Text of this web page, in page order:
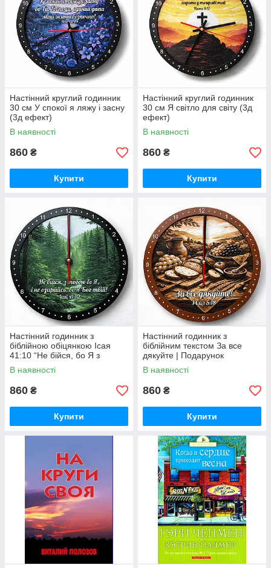
Настінний круглий годинник
30 см У спокої я ляжу і засну
(3д ефект)
В наявності
860 ₴
Купити
Настінний круглий годинник
30 см Я світло для світу (3д
ефект)
В наявності
860 ₴
Купити
Настінний годинник з
біблійною обіцянкою Ісая
41:10 “Не бійся, бо Я з
тобою”
В наявності
860 ₴
Купити
Настінний годинник з
біблійним текстом За все
дякуйте | Подарунок
віруючим
В наявності
860 ₴
Купити